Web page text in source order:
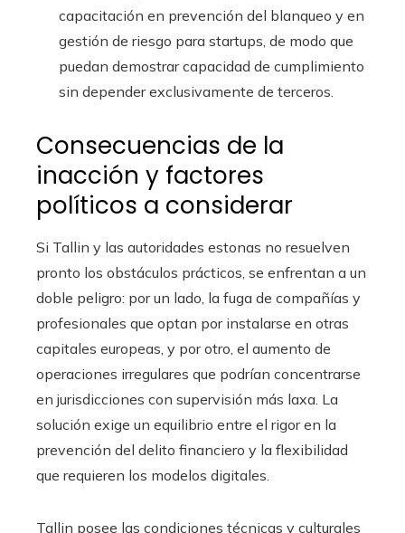
capacitación en prevención del blanqueo y en
gestión de riesgo para startups, de modo que
puedan demostrar capacidad de cumplimiento
sin depender exclusivamente de terceros.
Consecuencias de la
inacción y factores
políticos a considerar
Si Tallin y las autoridades estonas no resuelven
pronto los obstáculos prácticos, se enfrentan a un
doble peligro: por un lado, la fuga de compañías y
profesionales que optan por instalarse en otras
capitales europeas, y por otro, el aumento de
operaciones irregulares que podrían concentrarse
en jurisdicciones con supervisión más laxa. La
solución exige un equilibrio entre el rigor en la
prevención del delito financiero y la flexibilidad
que requieren los modelos digitales.
Tallin posee las condiciones técnicas y culturales